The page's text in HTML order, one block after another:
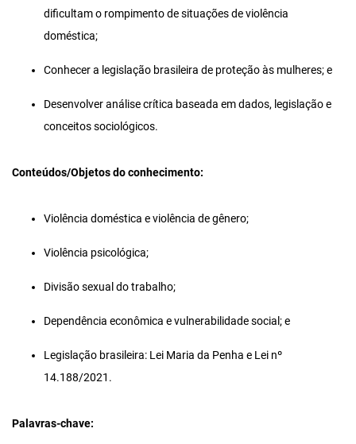
dificultam o rompimento de situações de violência
doméstica;
Conhecer a legislação brasileira de proteção às mulheres; e
Desenvolver análise crítica baseada em dados, legislação e
conceitos sociológicos.
Conteúdos/Objetos do conhecimento:
Violência doméstica e violência de gênero;
Violência psicológica;
Divisão sexual do trabalho;
Dependência econômica e vulnerabilidade social; e
Legislação brasileira: Lei Maria da Penha e Lei nº
14.188/2021.
Palavras-chave: